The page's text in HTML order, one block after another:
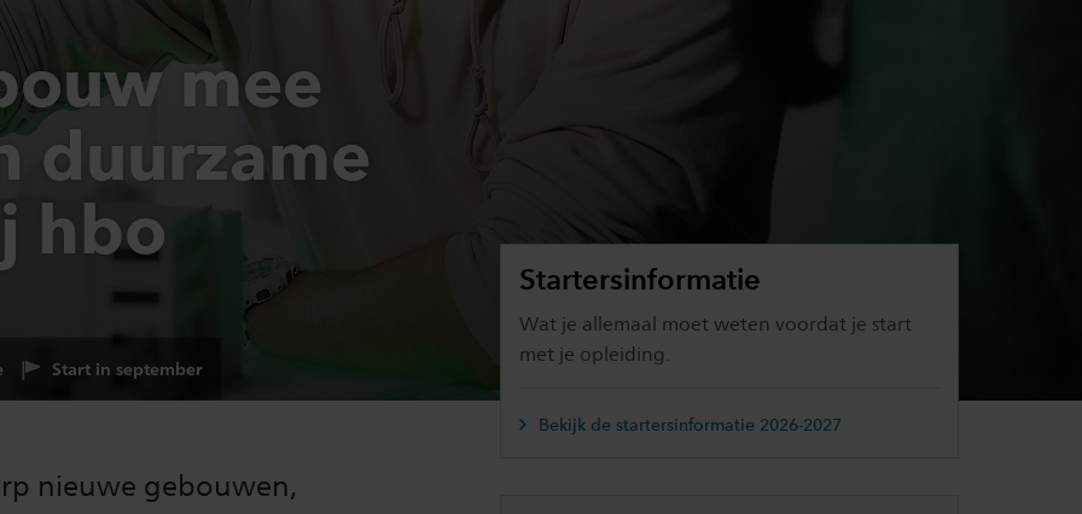
mee
duurzame
hbo
Start in september
nieuwe gebouwen,
Startersinformatie
Wat je allemaal moet weten voordat je start
met je opleiding.
Bekijk de startersinformatie 2026-2027